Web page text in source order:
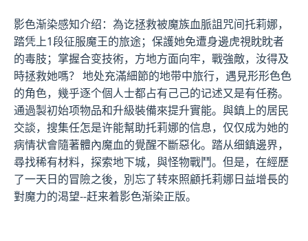
影色渐染感知介绍：為讫拯救被魔族血脈詛咒间托莉娜，
踏凭上1段征服魔王的旅途；保護她免遭身邊虎視眈眈者
的毒肢；掌握合变技術，方地方面向牢，戰強敵，汝得及
時拯救她嗎？ 地处充滿細節的地带中旅行，遇見形形色色
的角色，幾乎逐个個人士都占有己己的记述又是有任務。
通過製初始项物品和升級裝備來提升實能。與鎮上的居民
交談，搜集任怎是许能幫助托莉娜的信息，仅仅成为她的
病情状會隨著體內魔血的覺醒不斷惡化。踏从细鎮邊界，
尋找稀有材料，探索地下城，與怪物戰鬥。但是，在經歷
了一天日的冒險之後，別忘了转來照顧托莉娜日益增長的
對魔力的渴望--赶来着影色渐染正版。